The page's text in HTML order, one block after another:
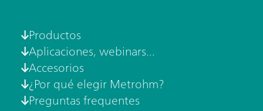
Productos
Aplicaciones, webinars...
Accesorios
¿Por qué elegir Metrohm?
Preguntas frequentes